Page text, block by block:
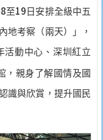
至19 日安排全級中五
地考察（兩天）」，
活動中心、深圳紅立
，親身了解國情及國
識與欣賞，提升國民